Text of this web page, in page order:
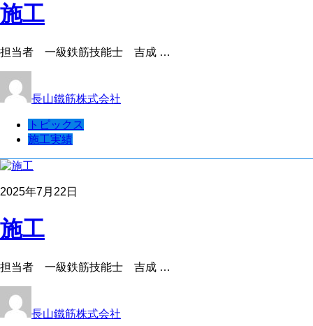
施工
担当者 一級鉄筋技能士 吉成 …
長山鐵筋株式会社
トピックス
施工実績
2025年7月22日
施工
担当者 一級鉄筋技能士 吉成 …
長山鐵筋株式会社